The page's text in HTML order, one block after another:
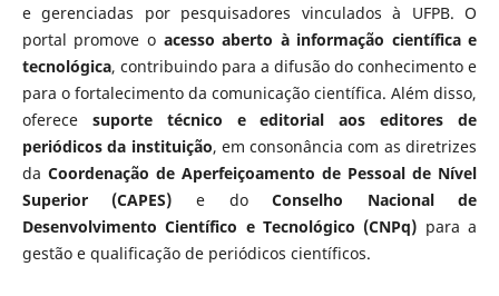
e gerenciadas por pesquisadores vinculados à UFPB. O
portal promove o acesso aberto à informação científica e
tecnológica, contribuindo para a difusão do conhecimento e
para o fortalecimento da comunicação científica. Além disso,
oferece suporte técnico e editorial aos editores de
periódicos da instituição, em consonância com as diretrizes
da Coordenação de Aperfeiçoamento de Pessoal de Nível
Superior (CAPES) e doConselho Nacional de
Desenvolvimento Científico e Tecnológico (CNPq) para a
gestão e qualificação de periódicos científicos.